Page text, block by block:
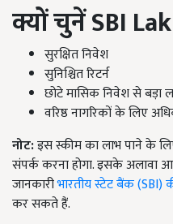
क्यों चुनें SBI
सुरक्षित निवेश
सुनिश्चित रिटर्न
छोटे मासिक निवेश से बड़ा
वरिष्ठ नागरिकों के लिए
नोट:इस स्कीम का लाभ पाने के
संपर्क करना होगा. इसके अलावा
जानकारीभारतीय स्टेट बैंक (SBI)
कर सकते हैं.